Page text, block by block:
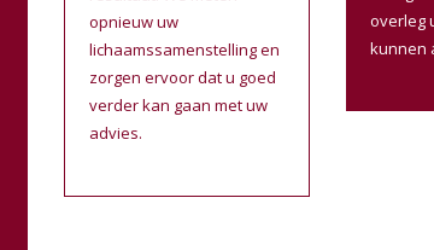
opnieuw uw
lichaamssamenstelling en
zorgen ervoor dat u goed
verder kan gaan met uw
advies.
overleg
kunnen